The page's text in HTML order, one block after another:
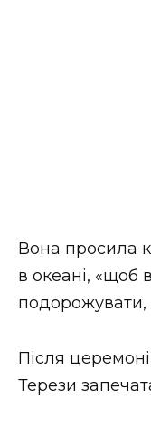
Вона просила
в океані, «щоб
подорожувати,
Після
Терези